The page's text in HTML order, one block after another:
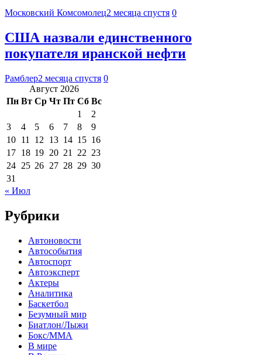
Московский Комсомолец2 месяца спустя 0
США назвали единственного
покупателя иранской нефти
Рамблер2 месяца спустя 0
Август 2026
Пн Вт Ср Чт Пт Сб Вс
1
2
3
4 5 6 7 8
9
10 11 12 13 14 15 16
17 18 19 20 21 22 23
24 25 26 27 28 29 30
31
« Июл
Рубрики
Автоновости
Автособытия
Автоспорт
Автоэксперт
Актеры
Аналитика
Баскетбол
Безумный мир
Биатлон/Лыжи
Бокс/MMA
В мире